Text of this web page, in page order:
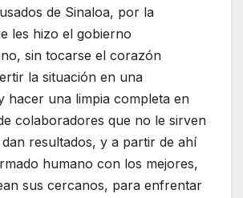
de Sinaloa, por la
les hizo el gobierno
sin tocarse el corazón
la situación en una
hacer una limpia completa en
colaboradores que no le sirven
resultados, y a partir de ahí
humano con los mejores,
sus cercanos, para enfrentar